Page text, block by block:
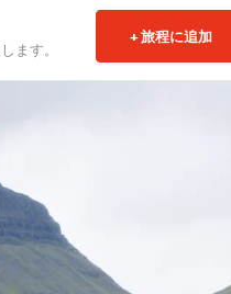
ます。
旅程に追加